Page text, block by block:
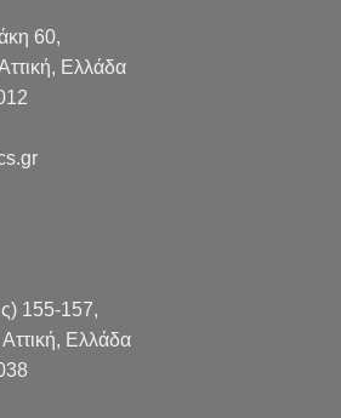
60,
Ελλάδα
155-157,
Ελλάδα